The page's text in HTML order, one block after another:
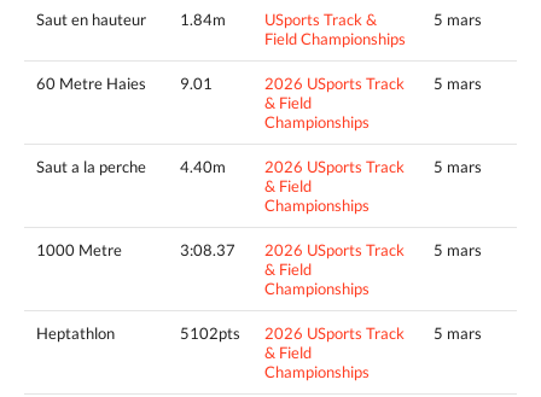
Saut en hauteur 1.84m
USports Track &
Field Championships
5 mars
60 Metre Haies 9.01
2026 USports Track
& Field
Championships
5 mars
Saut a la perche 4.40m
2026 USports Track
& Field
Championships
5 mars
1000 Metre 3:08.37
2026 USports Track
& Field
Championships
5 mars
Heptathlon 5102pts
2026 USports Track
& Field
Championships
5 mars